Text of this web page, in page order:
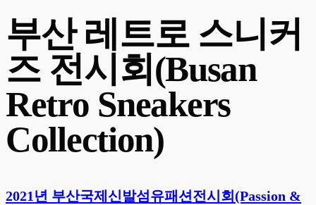
부산 레트로 스니커
즈 전시회(Busan
Retro Sneakers
Collection)
2021년 부산국제신발섬유패션전시회(Passion &